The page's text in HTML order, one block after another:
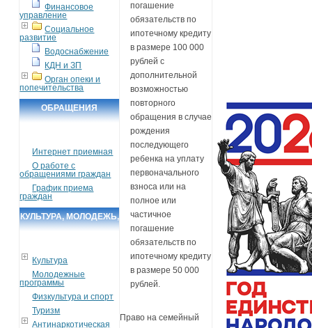
Финансовое
управление
Социальное
развитие
Водоснабжение
КДН и ЗП
Орган опеки и
попечительства
ОБРАЩЕНИЯ
Интернет приемная
О работе с
обращениями граждан
График приема
граждан
КУЛЬТУРА, МОЛОДЕЖЬ,
Культура
Молодежные
программы
Физкультура и спорт
Туризм
Антинаркотическая
погашение
обязательств по
ипотечному кредиту
в размере 100 000
рублей с
дополнительной
возможностью
повторного
обращения в случае
рождения
последующего
ребенка на уплату
первоначального
взноса или на
полное или
частичное
погашение
обязательств по
ипотечному кредиту
в размере 50 000
рублей.
Право на семейный